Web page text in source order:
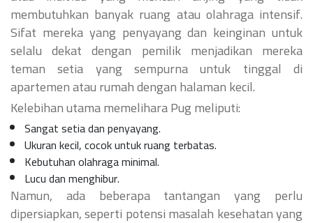
membutuhkan banyak ruang atau olahraga intensif.
Sifat mereka yang penyayang dan keinginan untuk
selalu dekat dengan pemilik menjadikan mereka
teman setia yang sempurna untuk tinggal di
apartemen atau rumah dengan halaman kecil.
Kelebihan utama memelihara Pug meliputi:
Sangat setia dan penyayang.
Ukuran kecil, cocok untuk ruang terbatas.
Kebutuhan olahraga minimal.
Lucu dan menghibur.
Namun, ada beberapa tantangan yang perlu
dipersiapkan, seperti potensi masalah kesehatan yang